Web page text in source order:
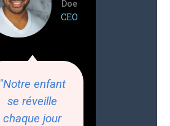
"Notre enfant
se réveille
chaque jour
Doe
CEO